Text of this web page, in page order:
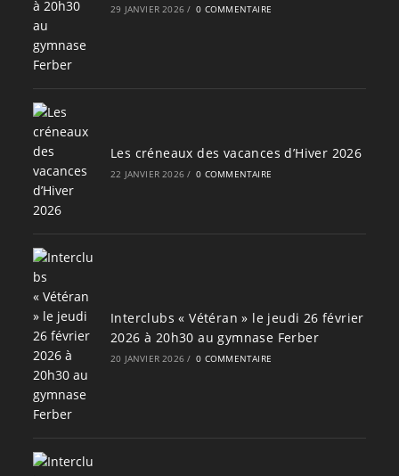
29 JANVIER 2026 / 0 COMMENTAIRE
Les créneaux des vacances d’Hiver 2026
22 JANVIER 2026 / 0 COMMENTAIRE
Interclubs « Vétéran » le jeudi 26 février
2026 à 20h30 au gymnase Ferber
20 JANVIER 2026 / 0 COMMENTAIRE